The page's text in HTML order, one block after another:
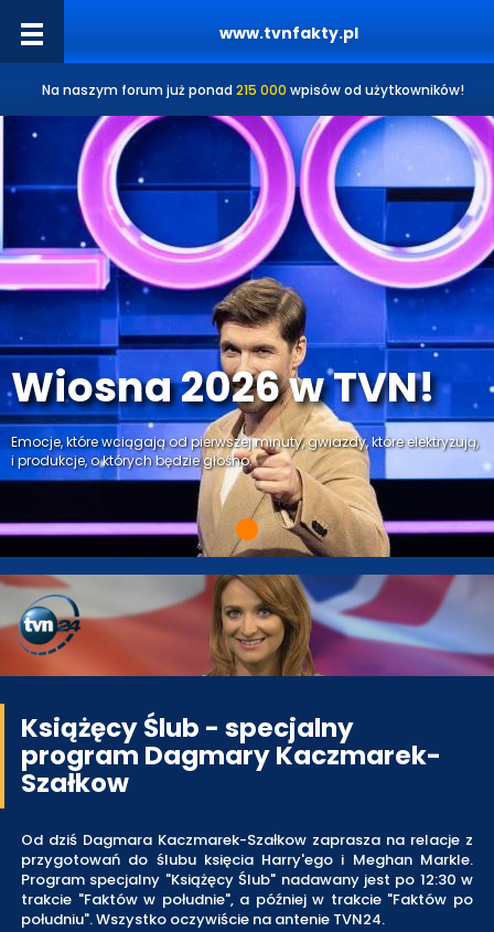
www.tvnfakty.pl
Na naszym forum już ponad 215 000 wpisów od użytkowników!
Wiosna 2026 w TVN!
Emocje, które wciągają od pierwszej minuty, gwiazdy, które elektryzują,
i produkcje, o których będzie głośno.
Książęcy Ślub - specjalny
program Dagmary Kaczmarek-
Szałkow
Od dziś Dagmara Kaczmarek-Szałkow zaprasza na relacje z
przygotowań do ślubu księcia Harry'ego i Meghan Markle.
Program specjalny "Książęcy Ślub" nadawany jest po 12:30 w
trakcie "Faktów w południe", a później w trakcie "Faktów po
południu". Wszystko oczywiście na antenie TVN24.